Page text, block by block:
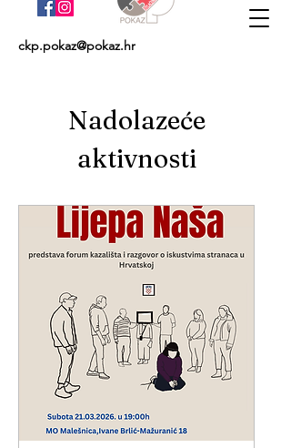
ckp.pokaz@pokaz.hr
Nadolazeće
aktivnosti